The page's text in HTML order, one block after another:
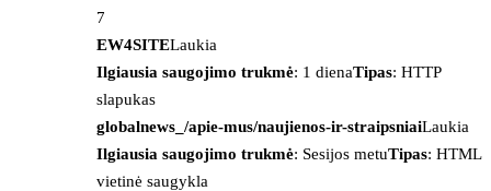
7
EW4SITELaukia
Ilgiausia saugojimo trukmė: 1 dienaTipas: HTTP
slapukas
globalnews_/apie-mus/naujienos-ir-straipsniaiLaukia
Ilgiausia saugojimo trukmė: Sesijos metuTipas: HTML
vietinė saugykla